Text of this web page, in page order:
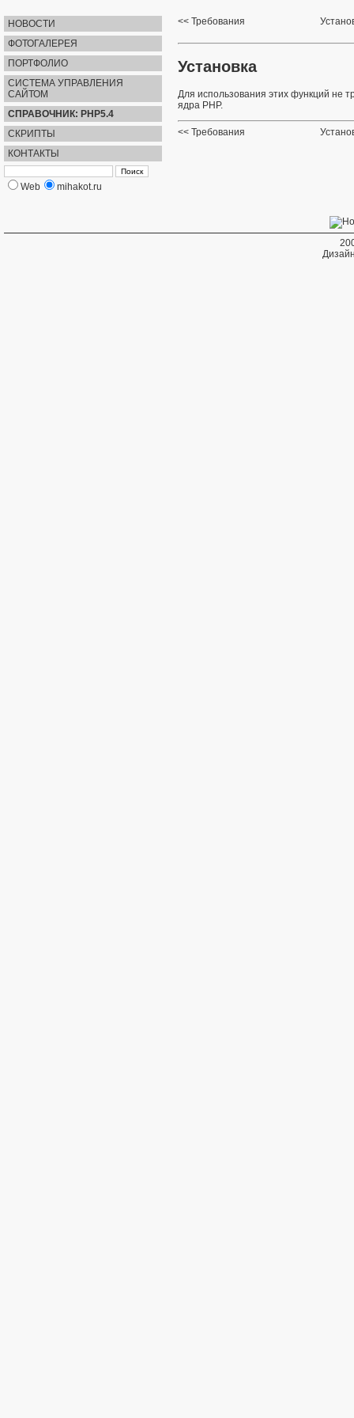
НОВОСТИ
ФОТОГАЛЕРЕЯ
ПОРТФОЛИО
СИСТЕМА УПРАВЛЕНИЯ
САЙТОМ
СПРАВОЧНИК: PHP5.4
СКРИПТЫ
КОНТАКТЫ
Web mihakot.ru
Требования
Установка
Для использования этих функций не
ядра PHP.
Требования